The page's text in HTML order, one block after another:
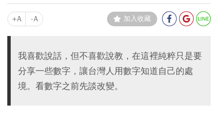
+A -A 加入收藏
我喜歡說話，但不喜歡說教，在這裡純粹只是要
分享一些數字，讓台灣人用數字知道自己的處
境。看數字之前先談改變。